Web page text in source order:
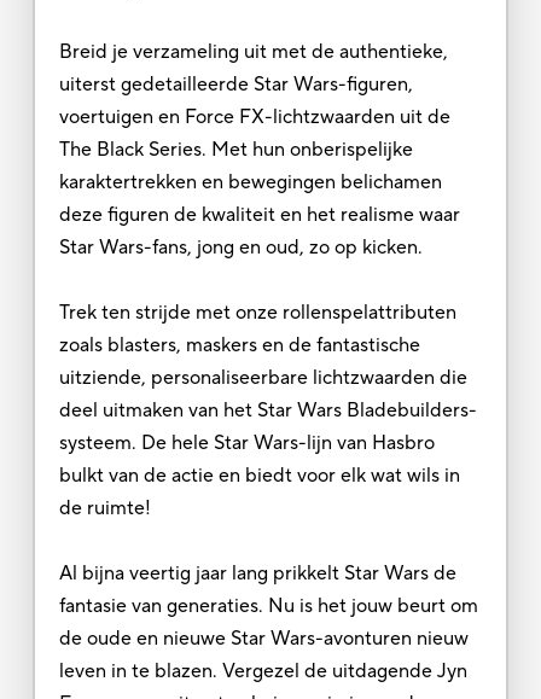
Breid je verzameling uit met de authentieke,
uiterst gedetailleerde Star Wars-figuren,
voertuigen en Force FX-lichtzwaarden uit de
The Black Series. Met hun onberispelijke
karaktertrekken en bewegingen belichamen
deze figuren de kwaliteit en het realisme waar
Star Wars-fans, jong en oud, zo op kicken.
Trek ten strijde met onze rollenspelattributen
zoals blasters, maskers en de fantastische
uitziende, personaliseerbare lichtzwaarden die
deel uitmaken van het Star Wars Bladebuilders-
systeem. De hele Star Wars-lijn van Hasbro
bulkt van de actie en biedt voor elk wat wils in
de ruimte!
Al bijna veertig jaar lang prikkelt Star Wars de
fantasie van generaties. Nu is het jouw beurt om
de oude en nieuwe Star Wars-avonturen nieuw
leven in te blazen. Vergezel de uitdagende Jyn